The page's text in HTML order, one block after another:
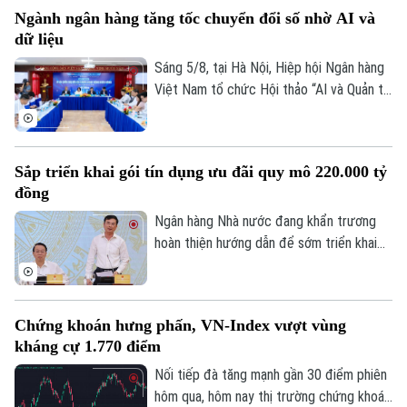
Liên hệ đường dây nóng (bấm để gọi)
giao dịch, VN-index giảm 0,77 điểm
index tăng 7,18 điểm (2,51%) lên 293,59
điểm.
Ngành ngân hàng tăng tốc chuyển đổi số nhờ AI và
dữ liệu
Sáng 5/8, tại Hà Nội, Hiệp hội Ngân hàng
Việt Nam tổ chức Hội thảo “AI và Quản trị
mại, doanh nghiệp công nghệ và chuyên
Sắp triển khai gói tín dụng ưu đãi quy mô 220.000 tỷ
đồng
Ngân hàng Nhà nước đang khẩn trương
hoàn thiện hướng dẫn để sớm triển khai
tiên. Đây là thông tin được Phó Thống
đốc Ngân hàng Nhà nước Phạm Thanh Hà
cho biết tại Họp báo Chính phủ thường kỳ
tháng 7/2026 diễn ra chiều 3/8, tại Hà
Chứng khoán hưng phấn, VN-Index vượt vùng
kháng cự 1.770 điểm
Nối tiếp đà tăng mạnh gần 30 điểm phiên
hôm qua, hôm nay thị trường chứng khoán